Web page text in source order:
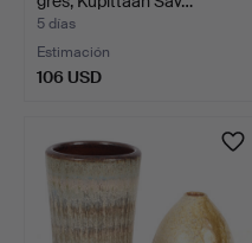
5 días
Estimación
106 USD